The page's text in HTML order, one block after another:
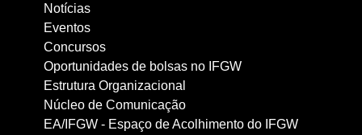
Notícias
Eventos
Concursos
Oportunidades de bolsas no IFGW
Estrutura Organizacional
Núcleo de Comunicação
EA/IFGW - Espaço de Acolhimento do IFGW